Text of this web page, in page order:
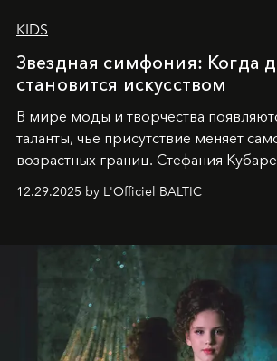
KIDS
Звездная симфония: Когда
становится искусством
В мире моды и творчества
таланты, чье присутствие меняет
возрастных границ. Стефания
десятилетняя обладательница
харизмы, чье имя уже украшает
2025
и LUXIA June 2025,
уникальное явление современной
12.29.2025 by L'Officiel BALTIC